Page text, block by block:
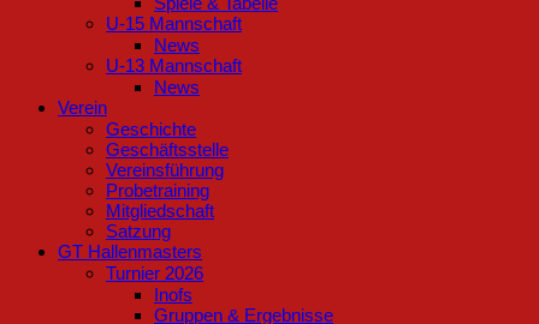
U-15 Mannschaft
News
U-13 Mannschaft
News
Verein
Geschichte
Geschäftsstelle
Vereinsführung
Probetraining
Mitgliedschaft
Satzung
GT Hallenmasters
Turnier 2026
Inofs
Gruppen & Ergebnisse